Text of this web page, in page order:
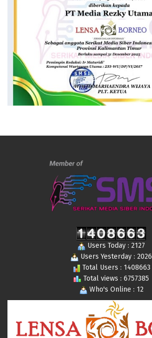
Users Today : 2127
Users Yesterday : 2026
Total Users : 1408663
Total views : 6757385
Who's Online : 12